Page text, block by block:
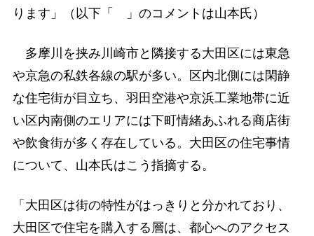
ります」（以下「 」のコメントは山本氏）
多摩川を挟み川崎市と隣接する大田区には東急
や京急の私鉄各線の駅が多い。区内北側には閑静
な住宅街が目立ち、羽田空港や京浜工業地帯に近
い区内南側のエリアには下町情緒あふれる商店街
や飲食街が多く存在している。大田区の住宅事情
について、山本氏はこう指摘する。
「大田区は街の特性がはっきりと分かれており、
大田区で住宅を購入する層は、都心へのアクセス